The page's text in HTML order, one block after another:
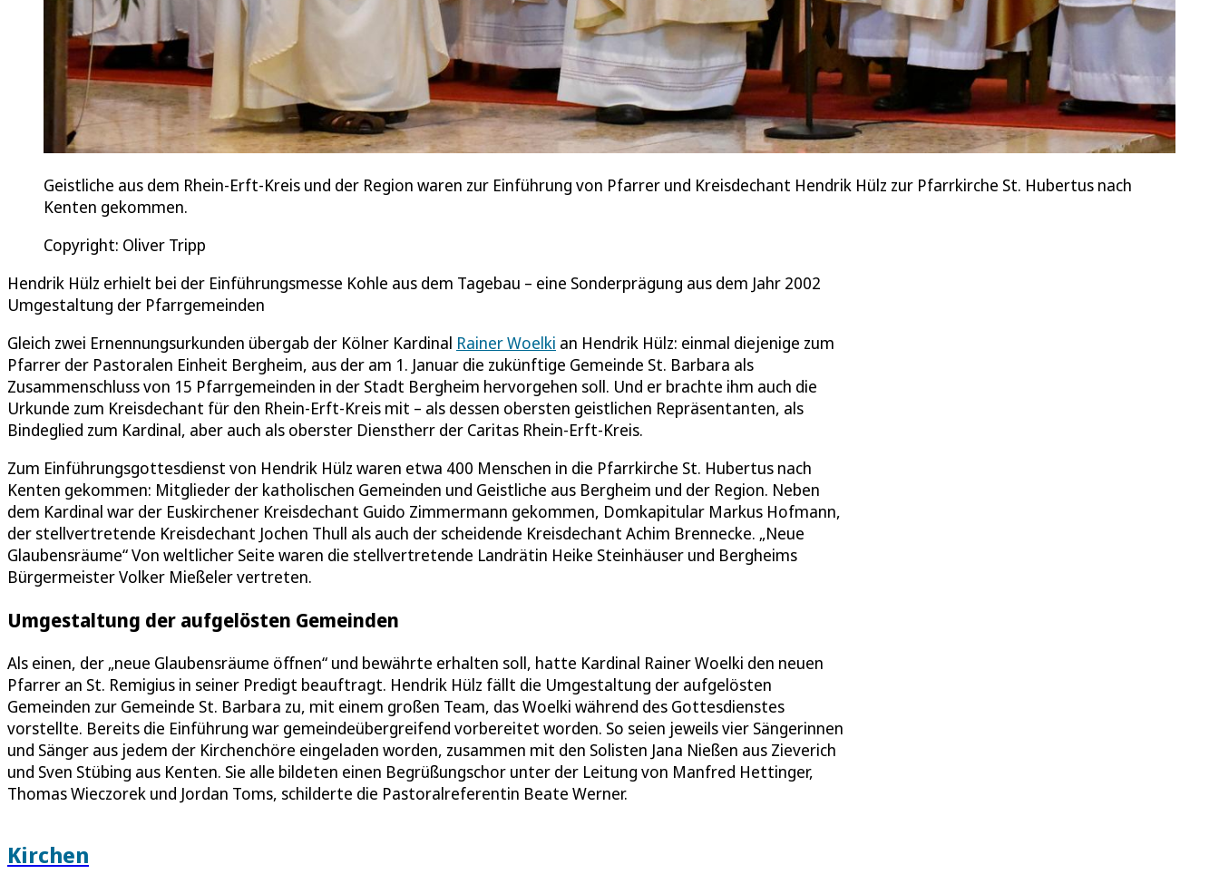
Geistliche aus dem Rhein-Erft-Kreis und der Region waren zur Einführung von Pfarrer und Kreisdechant Hendrik Hülz zur Pfarrkirche St. Hubertus nach
Kenten gekommen.
Copyright: Oliver Tripp
Hendrik Hülz erhielt bei der Einführungsmesse Kohle aus dem Tagebau – eine Sonderprägung aus dem Jahr 2002
Umgestaltung der Pfarrgemeinden
Gleich zwei Ernennungsurkunden übergab der Kölner Kardinal Rainer Woelki an Hendrik Hülz: einmal diejenige zum
Pfarrer der Pastoralen Einheit Bergheim, aus der am 1. Januar die zukünftige Gemeinde St. Barbara als
Zusammenschluss von 15 Pfarrgemeinden in der Stadt Bergheim hervorgehen soll. Und er brachte ihm auch die
Urkunde zum Kreisdechant für den Rhein-Erft-Kreis mit – als dessen obersten geistlichen Repräsentanten, als
Bindeglied zum Kardinal, aber auch als oberster Dienstherr der Caritas Rhein-Erft-Kreis.
Zum Einführungsgottesdienst von Hendrik Hülz waren etwa 400 Menschen in die Pfarrkirche St. Hubertus nach
Kenten gekommen: Mitglieder der katholischen Gemeinden und Geistliche aus Bergheim und der Region. Neben
dem Kardinal war der Euskirchener Kreisdechant Guido Zimmermann gekommen, Domkapitular Markus Hofmann,
der stellvertretende Kreisdechant Jochen Thull als auch der scheidende Kreisdechant Achim Brennecke. „Neue
Glaubensräume“ Von weltlicher Seite waren die stellvertretende Landrätin Heike Steinhäuser und Bergheims
Bürgermeister Volker Mießeler vertreten.
Umgestaltung der aufgelösten Gemeinden
Als einen, der „neue Glaubensräume öffnen“ und bewährte erhalten soll, hatte Kardinal Rainer Woelki den neuen
Pfarrer an St. Remigius in seiner Predigt beauftragt. Hendrik Hülz fällt die Umgestaltung der aufgelösten
Gemeinden zur Gemeinde St. Barbara zu, mit einem großen Team, das Woelki während des Gottesdienstes
vorstellte. Bereits die Einführung war gemeindeübergreifend vorbereitet worden. So seien jeweils vier Sängerinnen
und Sänger aus jedem der Kirchenchöre eingeladen worden, zusammen mit den Solisten Jana Nießen aus Zieverich
und Sven Stübing aus Kenten. Sie alle bildeten einen Begrüßungschor unter der Leitung von Manfred Hettinger,
Thomas Wieczorek und Jordan Toms, schilderte die Pastoralreferentin Beate Werner.
Kirchen